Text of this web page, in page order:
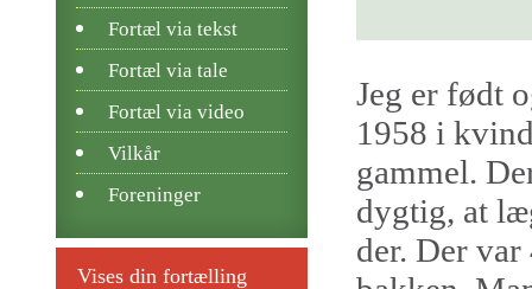
Jeg er født
1958 i
gammel.
dygtig, at
der. Der
Fortæl via tekst
Fortæl via tale
Fortæl via video
Vilkår
Foreninger
Vises din fortælling